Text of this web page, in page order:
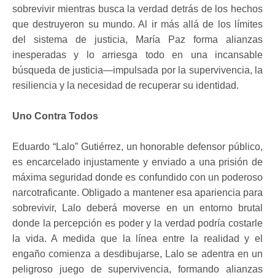
sobrevivir mientras busca la verdad detrás de los hechos
que destruyeron su mundo. Al ir más allá de los límites
del sistema de justicia, María Paz forma alianzas
inesperadas y lo arriesga todo en una incansable
búsqueda de justicia—impulsada por la supervivencia, la
resiliencia y la necesidad de recuperar su identidad.
Uno Contra Todos
Eduardo “Lalo” Gutiérrez, un honorable defensor público,
es encarcelado injustamente y enviado a una prisión de
máxima seguridad donde es confundido con un poderoso
narcotraficante. Obligado a mantener esa apariencia para
sobrevivir, Lalo deberá moverse en un entorno brutal
donde la percepción es poder y la verdad podría costarle
la vida. A medida que la línea entre la realidad y el
engaño comienza a desdibujarse, Lalo se adentra en un
peligroso juego de supervivencia, formando alianzas